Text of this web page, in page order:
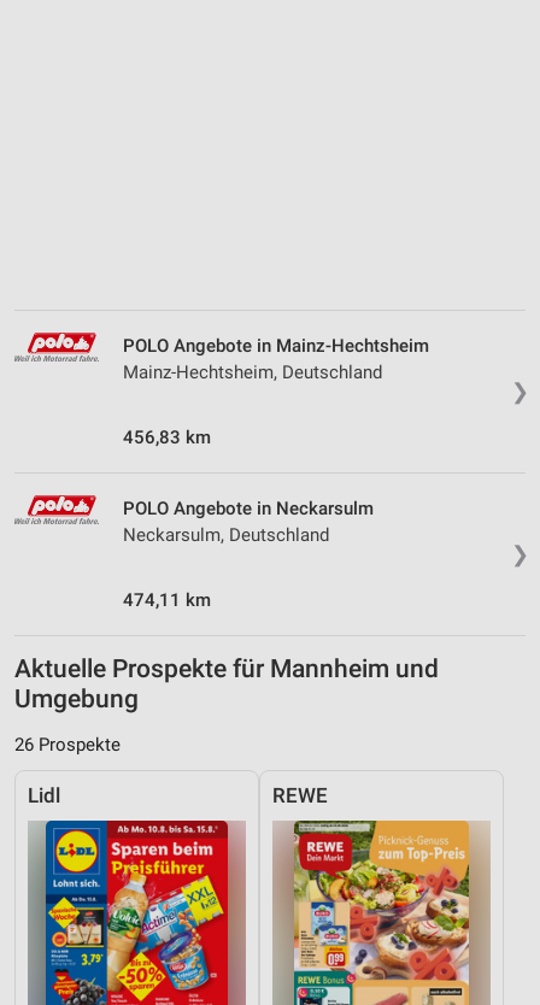
❯
POLO Angebote in Mainz-Hechtsheim
Mainz-Hechtsheim, Deutschland
456,83 km
❯
POLO Angebote in Neckarsulm
Neckarsulm, Deutschland
474,11 km
Aktuelle Prospekte für Mannheim und
Umgebung
26 Prospekte
Lidl REWE